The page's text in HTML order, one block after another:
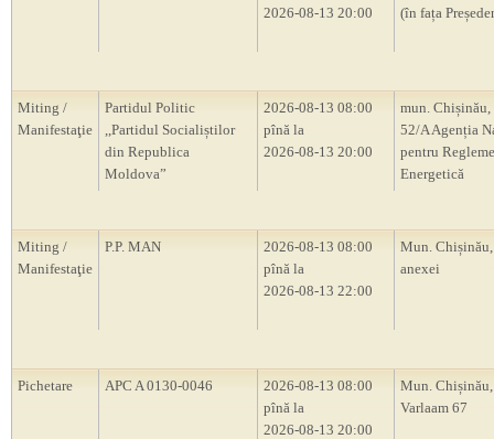
2026-08-13 20:00
(în fața
Miting /
Manifestaţie
Partidul Politic
,,Partidul Socialiștilor
din Republica
Moldova”
2026-08-13 08:00
pînă la
2026-08-13 20:00
mun. Chișinău,
52/A Agenția
pentru
Energetică
Miting /
Manifestaţie
P.P. MAN
2026-08-13 08:00
pînă la
2026-08-13 22:00
Mun.
anexei
Pichetare APC A 0130-0046
2026-08-13 08:00
pînă la
2026-08-13 20:00
Mun. Chișinău,
Varlaam 67